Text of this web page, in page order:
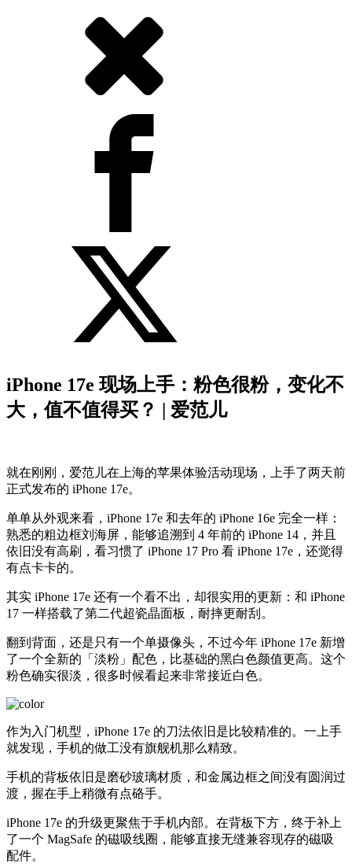
iPhone 17e 现场上手：粉色很粉，变化不
大，值不值得买？ | 爱范儿
就在刚刚，爱范儿在上海的苹果体验活动现场，上手了两天前
正式发布的 iPhone 17e。
单单从外观来看，iPhone 17e 和去年的 iPhone 16e 完全一样：
熟悉的粗边框刘海屏，能够追溯到 4 年前的 iPhone 14，并且
依旧没有高刷，看习惯了 iPhone 17 Pro 看 iPhone 17e，还觉得
有点卡卡的。
其实 iPhone 17e 还有一个看不出，却很实用的更新：和 iPhone
17 一样搭载了第二代超瓷晶面板，耐摔更耐刮。
翻到背面，还是只有一个单摄像头，不过今年 iPhone 17e 新增
了一个全新的「淡粉」配色，比基础的黑白色颜值更高。这个
粉色确实很淡，很多时候看起来非常接近白色。
作为入门机型，iPhone 17e 的刀法依旧是比较精准的。一上手
就发现，手机的做工没有旗舰机那么精致。
手机的背板依旧是磨砂玻璃材质，和金属边框之间没有圆润过
渡，握在手上稍微有点硌手。
iPhone 17e 的升级更聚焦于手机内部。在背板下方，终于补上
了一个 MagSafe 的磁吸线圈，能够直接无缝兼容现存的磁吸
配件。